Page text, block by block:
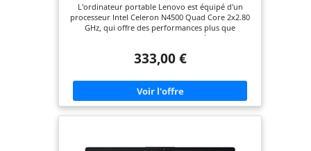
Webcam, WLAN, Windows 11, Clavier
AZERTY [français]) #8510
L'ordinateur portable Lenovo est équipé d'un
processeur Intel Celeron N4500 Quad Core 2x2.80
GHz, qui offre des performances plus que
suffisantes pour le bureau, le travail à domicile et
d'espace qu'il n'en faut pour vos données et vos
2,2 kg, refroidissement silencieux, écran Full-HD,
16 Go de RAM DDR4, webcam, HDMI, prise casque,
microphone, USB 3.0 Windows 11 Prof. 64 bits est
complètement installé avec tous les pilotes, ainsi
333,00 €